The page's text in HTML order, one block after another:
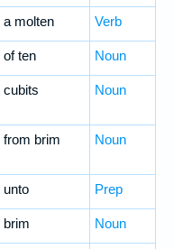
a molten Verb
of ten Noun
cubits Noun
from brim Noun
unto Prep
brim Noun